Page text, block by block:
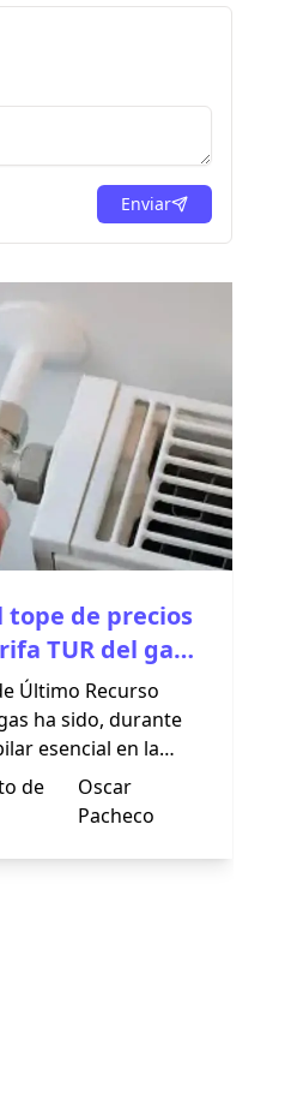
Enviar
tope de precios
TUR del gas:
a partir de
Último Recurso
ha sido, durante
esencial en la
energética
A partir del 1 de julio
el tope de
de
Oscar
Pacheco